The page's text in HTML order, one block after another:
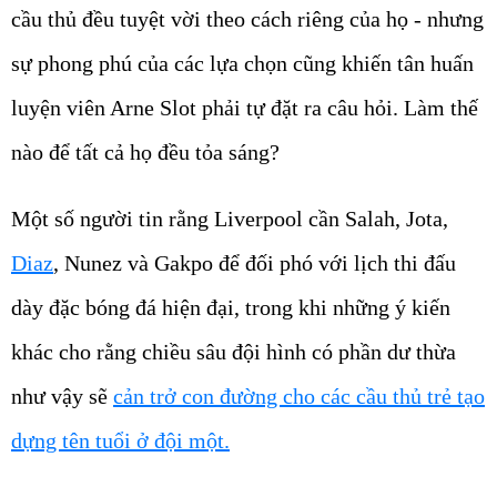
cầu thủ đều tuyệt vời theo cách riêng của họ - nhưng
sự phong phú của các lựa chọn cũng khiến tân huấn
luyện viên Arne Slot phải tự đặt ra câu hỏi. Làm thế
nào để tất cả họ đều tỏa sáng?
Một số người tin rằng Liverpool cần Salah, Jota,
Diaz, Nunez và Gakpo để đối phó với lịch thi đấu
dày đặc bóng đá hiện đại, trong khi những ý kiến
khác cho rằng chiều sâu đội hình có phần dư thừa
như vậy sẽ cản trở con đường cho các cầu thủ trẻ tạo
dựng tên tuổi ở đội một.